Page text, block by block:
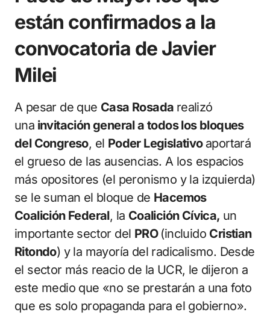
están confirmados a la
convocatoria de Javier
Milei
A pesar de que Casa Rosada realizó
una invitación general a todos los bloques
del Congreso, el Poder Legislativo aportará
el grueso de las ausencias. A los espacios
más opositores (el peronismo y la izquierda)
se le suman el bloque de Hacemos
Coalición Federal, la Coalición Cívica, un
importante sector del PRO (incluido Cristian
Ritondo) y la mayoría del radicalismo. Desde
el sector más reacio de la UCR, le dijeron a
este medio que «no se prestarán a una foto
que es solo propaganda para el gobierno».